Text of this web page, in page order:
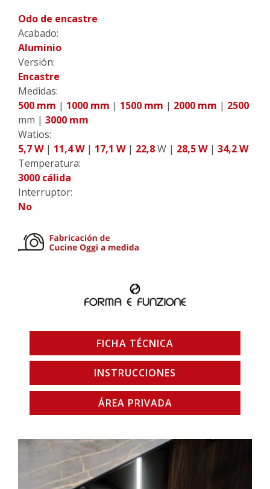
Odo de encastre
Acabado:
Aluminio
Versión:
Encastre
Medidas:
500 mm | 1000 mm | 1500 mm | 2000 mm | 2500
mm | 3000 mm
Watios:
5,7 W| 11,4 W| 17,1 W| 22,8W | 28,5 W| 34,2 W
Temperatura:
3000 cálida
Interruptor:
No
FICHA TÉCNICA
INSTRUCCIONES
ÁREA PRIVADA